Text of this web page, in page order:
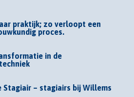
praktijk; zo verloopt een
proces.
in de
Stagiair – stagiairs bij Willems